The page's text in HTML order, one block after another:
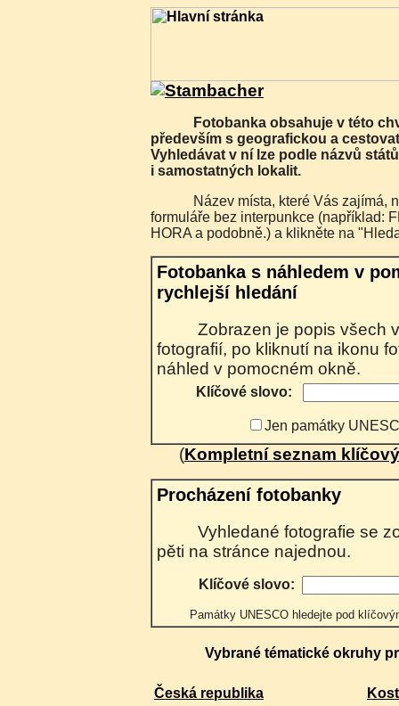
Fotobanka obsahuje v této chvíli 7482 fotografií
především s geografickou a
Vyhledávat v ní lze podle názvů
i samostatných lokalit.
Název místa, které Vás zajímá, napište do vyhledávacího
formuláře bez interpunkce (například:
HORA a podobně.) a klikněte na
Fotobanka s náhledem v
rychlejší hledání
Zobrazen je popis všech vyhledaných
fotografií, po kliknutí na ikonu
náhled v pomocném okně.
Klíčové slovo:
Jen památky
(Kompletní seznam
Procházení fotobanky
Vyhledané fotografie se zobrazují postupně po
pěti na stránce najednou.
Klíčové slovo:
Památky UNESCO hledejte pod
Vybrané tématické okruhy
Česká republika